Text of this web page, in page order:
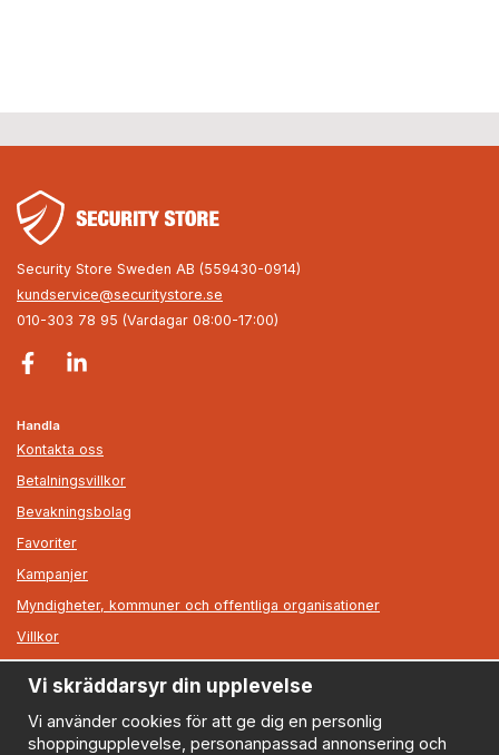
Security Store Sweden AB (559430-0914)
kundservice@securitystore.se
010-303 78 95 (Vardagar 08:00-17:00)
Handla
Kontakta oss
Betalningsvillkor
Bevakningsbolag
Favoriter
Kampanjer
Myndigheter, kommuner och offentliga organisationer
Villkor
Information
Om oss
Nyheter
Vi skräddarsyr din upplevelse
Vi använder cookies för att ge dig en personlig
shoppingupplevelse, personanpassad annonsering och